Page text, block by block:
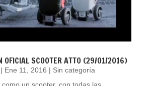
OFICIAL SCOOTER ATTO (29/01/2016)
Ene 11, 2016 | Sin categoría